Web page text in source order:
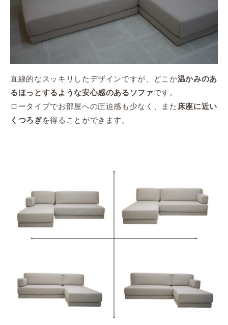
直線的なスッキリしたデザインですが、どこか温かみのあ
るほっとするような安心感のあるソファです。
ロータイプでお部屋への圧迫感も少なく、また 床座に近い
くつろぎを得ることができます。